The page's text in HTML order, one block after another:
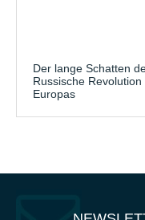
Der lange Schatten
Russische
Europas